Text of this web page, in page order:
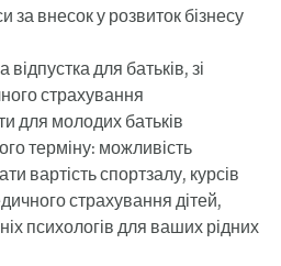
за внесок у розвиток бізнесу
для батьків, зі
страхування
для молодих батьків
терміну: можливість
вартість спортзалу, курсів
страхування дітей,
психологів для ваших рідних